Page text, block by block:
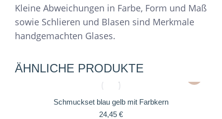
Kleine Abweichungen in Farbe, Form und Maß
sowie Schlieren und Blasen sind Merkmale
handgemachten Glases.
ÄHNLICHE PRODUKTE
Schmuckset blau gelb mit Farbkern
24,45 €